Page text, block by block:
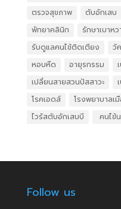
ตรวจสุขภาพ
ตับอักเสบ
พัทยาคลินิก
รักษาเบาหว
รับดูแลคนไข้ติดเตียง
วั
หอบหืด
อายุรกรรม
เปลี่ยนสายสวนปัสสาวะ
โรคเอดส์
โรงพยาบาลเ
ไวรัสตับอักเสบบี
คนไ
Follow us